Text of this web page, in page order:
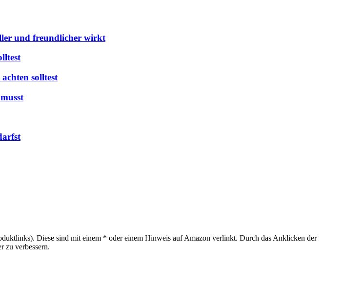
und freundlicher wirkt
solltest
Diese sind mit einem * oder einem Hinweis auf Amazon verlinkt. Durch das Anklicken der
zu verbessern.